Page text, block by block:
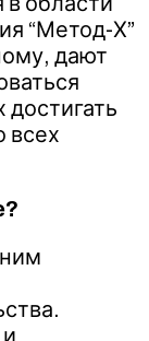
“Метод-Х”
дают
достигать
всех